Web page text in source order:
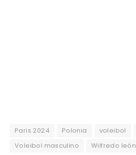
Paris 2024 Polonia voleibol
Voleibol masculino
Wilfredo león